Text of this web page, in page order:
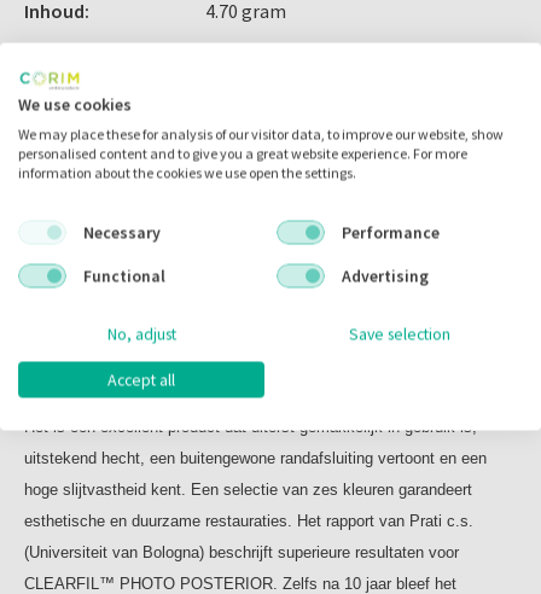
Indicaties:
- posterior restauraties (klasse I, II en V)
Inhoud:
US (A2) / 4,7 gram (2ml)
Universeel standaard
Inhoud:
4.70 gram
Omschrijving
Omschrijving
CLEARFIL ™ PHOTO POSTERIOR
CLEARFIL™PHOTO POSTERIOR is een lichtuithardend, radiopaak,
hybride composiet voor restauraties in de premolaar- en molaarstreek.
Het is een excellent product dat uiterst gemakkelijk in gebruik is,
uitstekend hecht, een buitengewone randafsluiting vertoont en een
hoge slijtvastheid kent. Een selectie van zes kleuren garandeert
esthetische en duurzame restauraties. Het rapport van Prati c.s.
(Universiteit van Bologna) beschrijft superieure resultaten voor
CLEARFIL™ PHOTO POSTERIOR. Zelfs na 10 jaar bleef het
We use cookies
We may place these for analysis of our visitor data, to improve our website, show
personalised content and to give you a great website experience. For more
information about the cookies we use open the settings.
Necessary
Performance
Functional
Advertising
No, adjust Save selection
Accept all